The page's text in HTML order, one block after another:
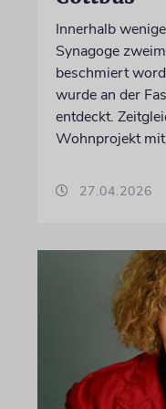
Innerhalb
Synagoge
beschmiert
wurde an der
entdeckt.
Wohnprojekt
27.04.2026